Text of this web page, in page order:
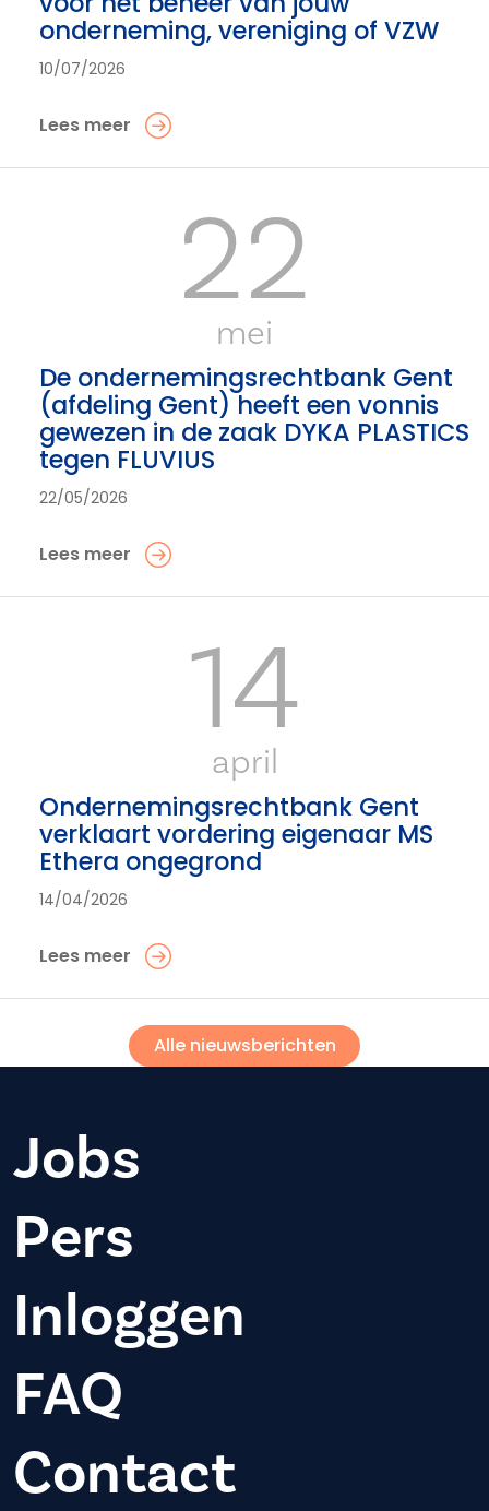
onderneming, vereniging of VZW
10/07/2026
Lees meer
22
mei
De ondernemingsrechtbank Gent
(afdeling Gent) heeft een vonnis
gewezen in de zaak DYKA PLASTICS
tegen FLUVIUS
22/05/2026
Lees meer
14
april
Ondernemingsrechtbank Gent
verklaart vordering eigenaar MS
Ethera ongegrond
14/04/2026
Lees meer
Alle nieuwsberichten
Jobs
Pers
Inloggen
FAQ
Contact